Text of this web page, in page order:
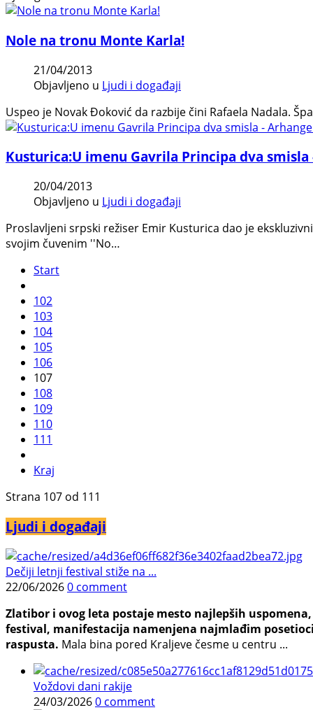
Nole na tronu Monte Karla!
21/04/2013
Objavljeno u Ljudi i događaji
Uspeo je Novak Đoković da razbije čini Rafaela Nadala.
Kusturica:U imenu Gavrila Principa dva
20/04/2013
Objavljeno u Ljudi i događaji
Proslavljeni srpski režiser Emir Kusturica dao je
svojim čuvenim ''No…
Start
102
103
104
105
106
107
108
109
110
111
Kraj
Strana 107 od 111
Ljudi i događaji
Dečiji letnji festival stiže na ...
22/06/20260 comment
Zlatibor i ovog leta postaje mesto najlepših
festival, manifestacija namenjena najmlađim
raspusta. Mala bina pored Kraljeve česme u centru ...
Voždovi dani rakije
24/03/20260 comment